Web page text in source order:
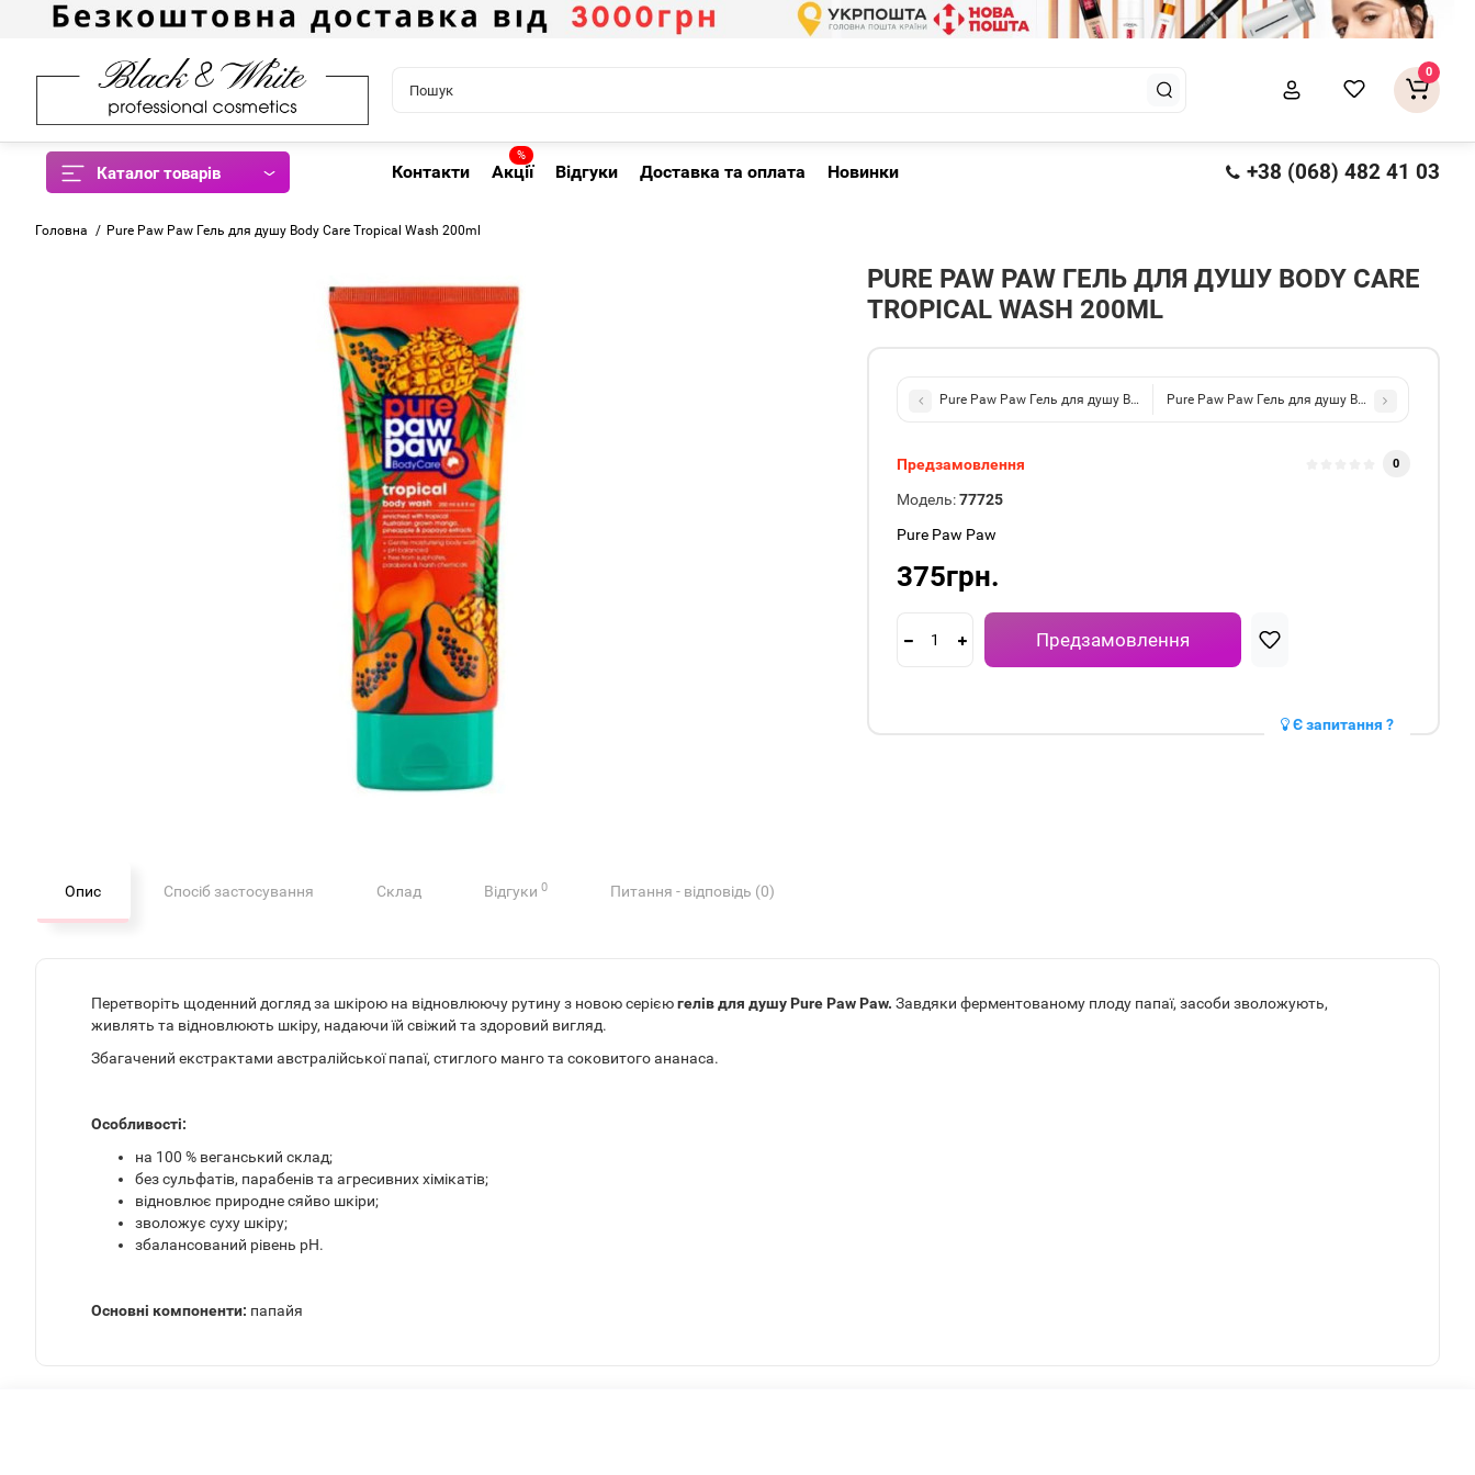
0
Каталог товарів Контакти
%
Акції Відгуки Доставка та оплата Новинки +38 (068) 482 41 03
Головна Pure Paw Paw Гель для душу Body Care Tropical Wash 200ml
PURE PAW PAW ГЕЛЬ ДЛЯ ДУШУ BODY CARE
TROPICAL WASH 200ML
Pure Paw Paw Гель для душу Body Care Wild Lime Wash 200ml
Pure Paw Paw Гель для душу Body Care Wild
Предзамовлення 0
Модель: 77725
Pure Paw Paw
375грн.
Предзамовлення
Є запитання ?
Опис Спосіб застосування Склад Відгуки 0 Питання - відповідь (0)
Перетворіть щоденний догляд за шкірою на відновлюючу рутину з новою серієюгелів для душу Pure Paw Paw. Завдяки ферментованому плоду папаї, засоби зволожують,
живлять та відновлюють шкіру, надаючи їй свіжий та здоровий вигляд.
Збагачений екстрактами австралійської папаї, стиглого манго та соковитого ананаса.
Особливості:
на 100 % веганський склад;
без сульфатів, парабенів та агресивних хімікатів;
відновлює природне сяйво шкіри;
зволожує суху шкіру;
збалансований рівень pH.
Основні компоненти: папайя